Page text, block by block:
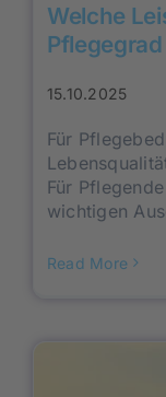
Welche
15.10.2025
Für
Für
wichtigen
Read More